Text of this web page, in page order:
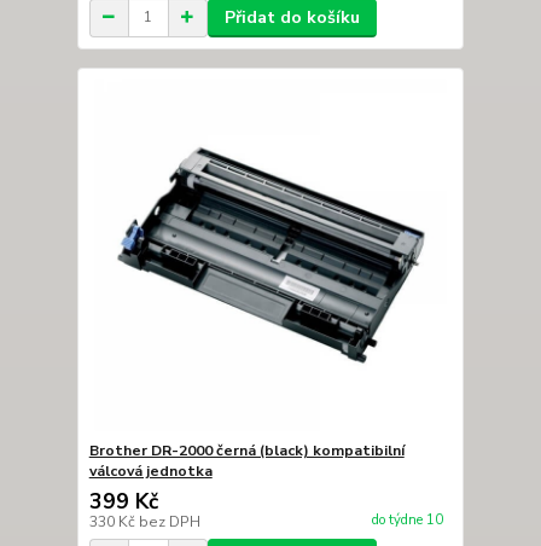
Přidat do košíku
Brother DR-2000 černá (black) kompatibilní
válcová jednotka
399 Kč
330 Kč bez DPH do týdne 10